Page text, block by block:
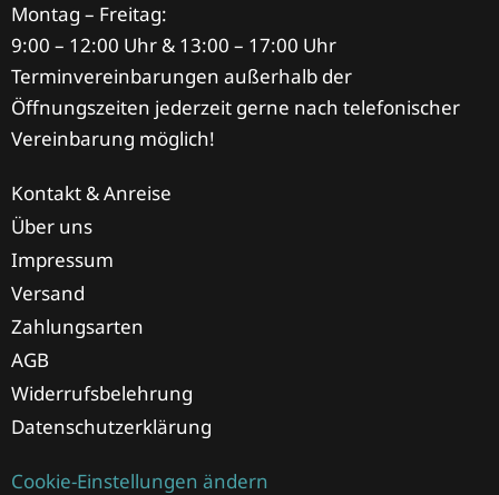
Montag – Freitag:
9:00 – 12:00 Uhr & 13:00 – 17:00 Uhr
Terminvereinbarungen außerhalb der
Öffnungszeiten jederzeit gerne nach telefonischer
Vereinbarung möglich!
Kontakt & Anreise
Über uns
Impressum
Versand
Zahlungsarten
AGB
Widerrufsbelehrung
Datenschutzerklärung
Cookie-Einstellungen ändern